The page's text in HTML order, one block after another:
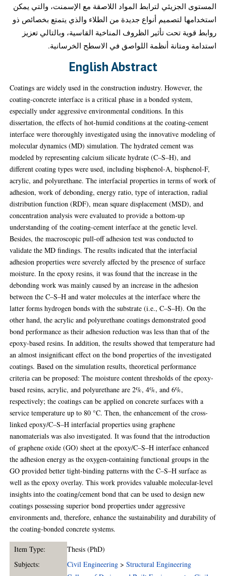
المستوى الجزيئي لترابط المواد اللاصقة مع الإسمنت، والتي يمكن
استخدامها لتصميم أنواع جديدة من الطلاء والذي يتمتع بخصائص ذو
روابط قوية تحت تأثير الظروف المناخية القاسية، وبالتالي تعزيز
استدامة ومتانة أنظمة اللواصق في الاسطح الخرسانية.
English Abstract
Coatings are widely used in the construction industry. However, the
coating-concrete interface is a critical phase in a bonded system,
especially under aggressive environmental conditions. In this
dissertation, the effects of hot-humid conditions at the coating-cement
interface were thoroughly investigated using the innovative modeling of
molecular dynamics (MD) simulation. The hydrated cement was
modeled by representing calcium silicate hydrate (C–S–H), and
different coating types were used, including bisphenol-A, bisphenol-F,
acrylic, and polyurethane. The interfacial properties in terms of work of
adhesion, work of debonding, energy ratio, type of interaction, radial
distribution function (RDF), mean square displacement (MSD), and
concentration analysis were evaluated to provide a bottom-up
understanding of the coating-cement interface at the genetic level.
Besides, the macroscopic pull-off adhesion test was conducted to
validate the MD findings. The results indicated that the interfacial
adhesion properties were severely affected by the presence of surface
moisture. In the epoxy resins, it was found that the increase in the
debonding work was mainly caused by an increase in the adhesion
between the C–S–H and water molecules at the interface where the
latter forms hydrogen bonds with the substrate (i.e., C–S–H). On the
other hand, the acrylic and polyurethane coatings demonstrated good
bond performance as their adhesion reduction was less than that of the
epoxy-based resins. In addition, the results showed that temperature had
an almost insignificant effect on the bond properties of the investigated
coatings. Based on the simulation results, theoretical performance
criteria can be proposed: The moisture content thresholds of the epoxy-
based resins, acrylic, and polyurethane are 2%, 4%, and 6%,
respectively; the coatings can be applied on concrete surfaces with a
service temperature up to 80 °C. Then, the enhancement of the cross-
linked epoxy/C–S–H interfacial properties using graphene
nanomaterials was also investigated. It was found that the introduction
of graphene oxide (GO) sheet at the epoxy/C–S–H interface enhanced
the adhesion energy as the oxygen-containing functional groups in the
GO provided better tight-binding patterns with the C–S–H surface as
well as the epoxy overlay. This work provides valuable molecular-level
insights into the coating/cement bond that can be used to design new
coatings possessing superior bond properties under aggressive
environments and, therefore, enhance the sustainability and durability of
the coating-bonded concrete systems.
Item Type:
Thesis (PhD)
Subjects:
Civil Engineering >Structural Engineering